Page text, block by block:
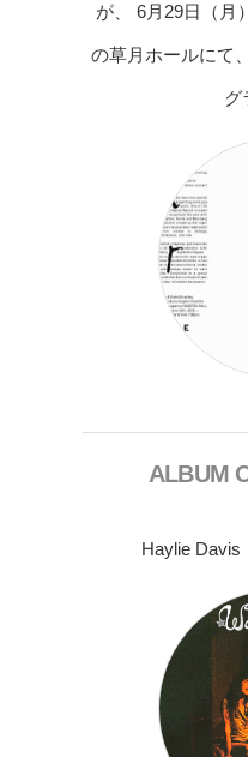
が、 6月29日（月
の草月ホールにて
グ
ALBUM
Haylie Davis